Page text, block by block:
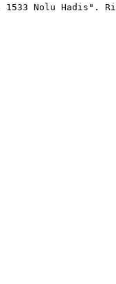
Nolu Hadis".